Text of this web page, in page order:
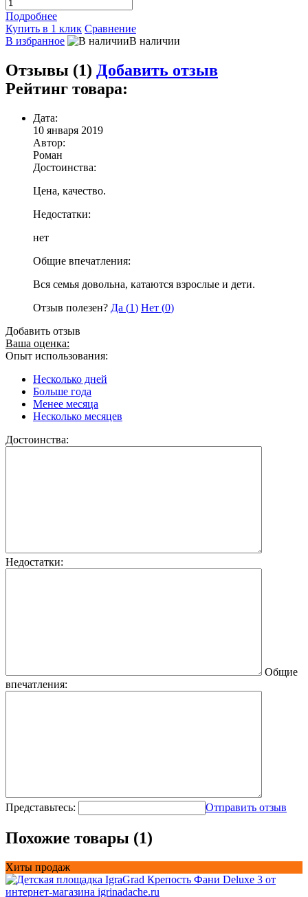
Подробнее
Купить в 1 клик Сравнение
В избранное
В наличии
Отзывы (1) Добавить отзыв
Рейтинг товара:
Дата:
10 января 2019
Автор:
Роман
Достоинства:
Цена, качество.
Недостатки:
нет
Общие впечатления:
Вся семья довольна, катаются взрослые и дети.
Отзыв полезен? Да (1) Нет (0)
Добавить отзыв
Ваша оценка:
Опыт использования:
Несколько дней
Больше года
Менее месяца
Несколько месяцев
Достоинства:
Недостатки:
Общие
впечатления:
Представьтесь: Отправить отзыв
Похожие товары (1)
Хиты продаж